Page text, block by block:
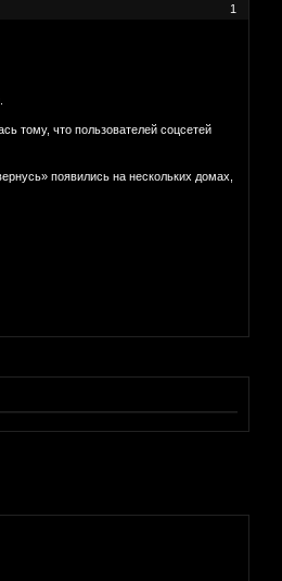
1
тому, что пользователей соцсетей
появились на нескольких домах,